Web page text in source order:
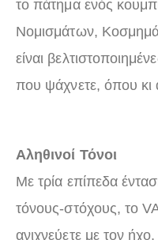
το πάτημα ενός
Νομισμάτων,
είναι
που ψάχνετε, όπου κι
Αληθινοί Τόνοι
Με τρία επίπεδα
τόνους-στόχους, το
ανιχνεύετε με τον